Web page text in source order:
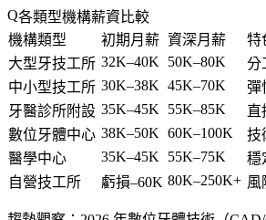
各類型機構薪資比較
機構類型
初期月薪 資深月薪
特
大型牙技工所 32K–40K 50K–80K
分
中小型技工所 30K–38K 45K–70K
彈
牙醫診所附設 35K–45K 55K–85K
直
數位牙體中心 38K–50K 60K–100K
技
醫學中心
35K–45K 55K–75K
穩
自營技工所
虧損–60K 80K–250K+ 風